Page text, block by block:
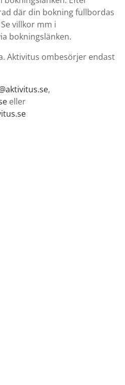
där din bokning fullbordas
villkor mm i
bokningslänken.
Aktivitus ombesörjer endast
,
eller